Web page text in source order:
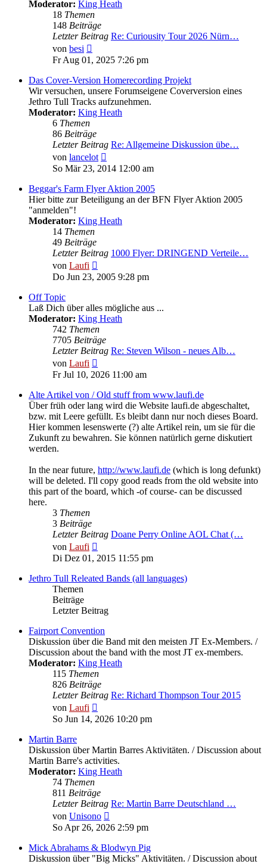
Moderator: King Heath
18 Themen
148 Beiträge
Letzter Beitrag Re: Curiousity Tour 2026 Nürn…
von besi
Beitrag
Fr Aug 01, 2025 7:26 pm
Das Cover-Version Homerecording Projekt
Wir versuchen, unsere Forumseigene Coverversion eines
Jethro Tull Tracks aufzunehmen.
Moderator: King Heath
6 Themen
86 Beiträge
Letzter Beitrag Re: Allgemeine Diskussion übe…
von lancelot
Beitrag
So Mär 23, 2014 12:00 am
Beggar's Farm Flyer Aktion 2005
Hier bitte zur Beteiligung an der BFN Flyer Aktion 2005
"anmelden"!
Moderator: King Heath
14 Themen
49 Beiträge
Letzter Beitrag 1000 Flyer: DRINGEND Verteile…
von Laufi
Beitrag
Do Jun 23, 2005 9:28 pm
Off Topic
Laß Dich über alles mögliche aus ...
Moderator: King Heath
742 Themen
7705 Beiträge
Letzter Beitrag Re: Steven Wilson - neues Alb…
von Laufi
Beitrag
Fr Jul 10, 2026 11:00 am
Alte Artikel von / Old stuff from www.laufi.de
Über früh oder lang wird die Website laufi.de abgeschaltet,
bzw. mit Leere gefüllt. Es bleibt dann nur noch dieses Board.
Hier kommen lesenswerte (?) alte Artikel rein, um sie für die
Zukunft zu bewahren. Sie können natürlich gerne diskutiert
werden.
In the near future, http://www.laufi.de (which is long defunkt)
will be deleted. I'll copy good reads from the old website into
this part of the board, which -of course- can be discussed
here.
3 Themen
3 Beiträge
Letzter Beitrag Doane Perry Online AOL Chat (…
von Laufi
Beitrag
Di Dez 01, 2015 11:55 pm
Jethro Tull Releated Bands (all languages)
Themen
Beiträge
Letzter Beitrag
Fairport Convention
Diskussion über die Band mit den meisten JT Ex-Members. /
Discussion about the band with the most JT ex-members.
Moderator: King Heath
115 Themen
826 Beiträge
Letzter Beitrag Re: Richard Thompson Tour 2015
von Laufi
Beitrag
So Jun 14, 2026 10:20 pm
Martin Barre
Diskussion über Martin Barres Aktivitäten. / Discussion about
Martin Barre's activities.
Moderator: King Heath
74 Themen
811 Beiträge
Letzter Beitrag Re: Martin Barre Deutschland …
von Unisono
Beitrag
So Apr 26, 2026 2:59 pm
Mick Abrahams & Blodwyn Pig
Diskussion über "Big Micks" Aktivitäten. / Discussion about